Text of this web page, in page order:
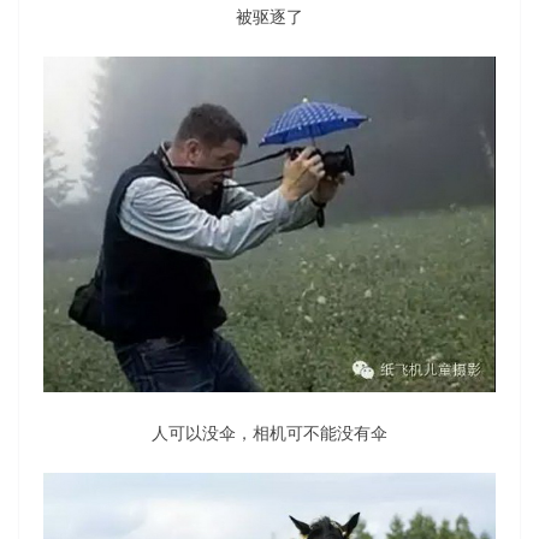
被驱逐了
人可以没伞，相机可不能没有伞